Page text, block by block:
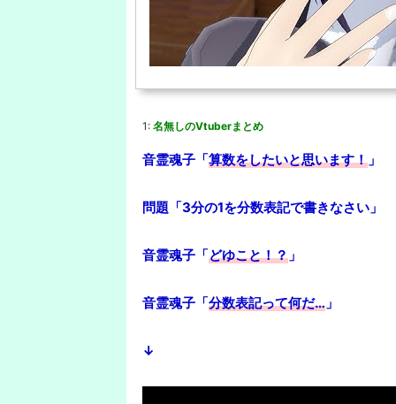
1: 名無しのVtuberまとめ
音霊魂子「算数をしたいと思います！ 」
問題「3分の1を分数表記で書きなさい」
音霊魂子「どゆこと！？ 」
音霊魂子「分数表記って何だ… 」
↓